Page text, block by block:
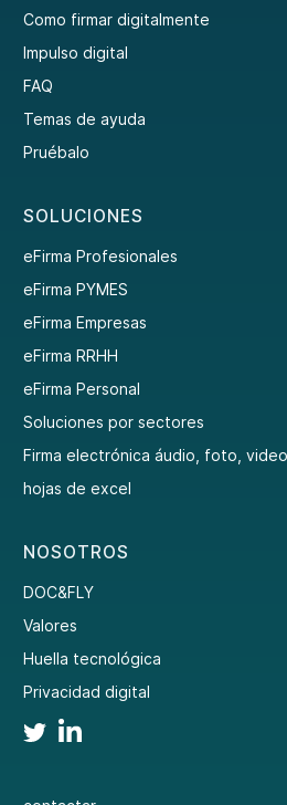
Como firmar digitalmente
Impulso digital
FAQ
Temas de ayuda
Pruébalo
SOLUCIONES
eFirma Profesionales
eFirma PYMES
eFirma Empresas
eFirma RRHH
eFirma Personal
Soluciones por sectores
Firma electrónica áudio, foto,
hojas de excel
NOSOTROS
DOC&FLY
Valores
Huella tecnológica
Privacidad digital